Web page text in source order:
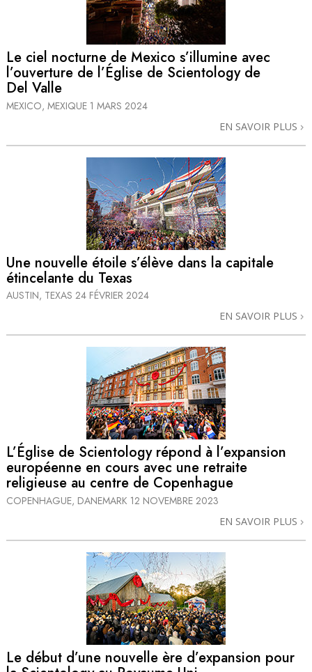
Le ciel nocturne de Mexico s’illumine avec
l’ouverture de l’Église de Scientology de
Del Valle
MEXICO, MEXIQUE 1 MARS 2024
EN SAVOIR PLUS
Une nouvelle étoile s’élève dans la capitale
étincelante du Texas
AUSTIN, TEXAS 24 FÉVRIER 2024
EN SAVOIR PLUS
L’Église de Scientology répond à l’expansion
européenne en cours avec une retraite
religieuse au centre de Copenhague
COPENHAGUE, DANEMARK 12 NOVEMBRE 2023
EN SAVOIR PLUS
Le début d’une nouvelle ère d’expansion pour